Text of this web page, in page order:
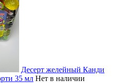
Десерт желейный Канди
35 мл Нет в наличии